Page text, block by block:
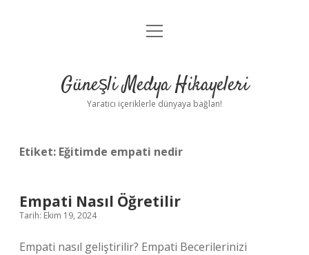
Anasayfa
Yasal Uyarı
menüyü
Güneşli Medya Hikayeleri
Yaratıcı içeriklerle dünyaya bağlan!
Etiket: Eğitimde empati nedir
Empati Nasıl Öğretilir
Tarih: Ekim 19, 2024
Empati nasıl geliştirilir? Empati Becerilerinizi